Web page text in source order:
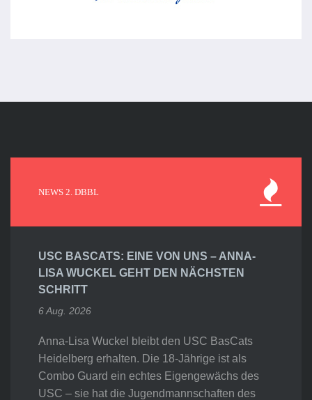
NEWS 2. DBBL
USC BASCATS: EINE VON UNS – ANNA-
LISA WUCKEL GEHT DEN NÄCHSTEN
SCHRITT
6 Aug. 2026
Anna-Lisa Wuckel bleibt den USC BasCats
Heidelberg erhalten. Die 18-Jährige ist als
Combo Guard ein echtes Eigengewächs des
USC – sie hat die Jugendmannschaften des